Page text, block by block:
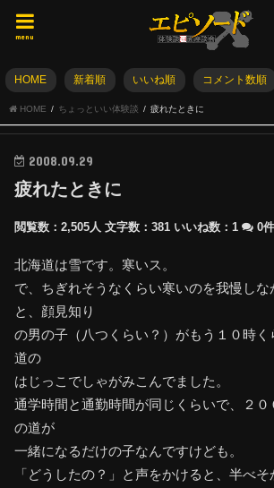
menu
HOME 新着順 いいね順 コメント数順
HOME ちょっといい体験談 疲れたときに
2008.09.29
疲れたときに
閲覧数：2,505人 文字数：381 いいね数： 1 0件
北海道は雪です。寒いス。
で、ちぎれそうなくらい寒いのを我慢しな
と、顔見知り
の男の子（八つくらい？）がもう１０時く
道の
はじっこでしゃがみこんでました。
通学時間と通勤時間が同じくらいで、２０
の道が
一緒になるだけの子なんですけども。
「どうしたの？」と声をかけると、半べ